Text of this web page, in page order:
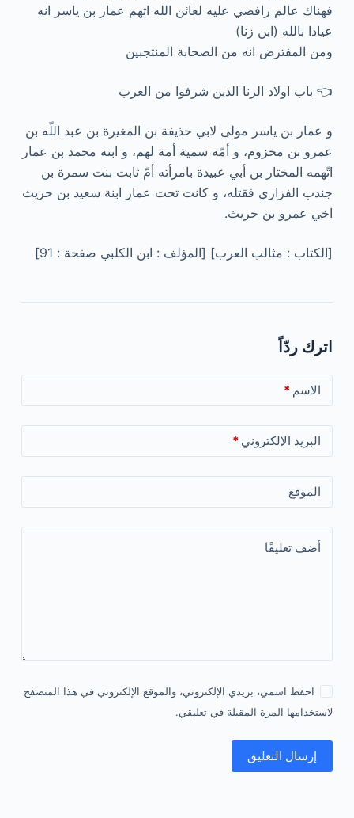
فهناك عالم رافضي عليه لعائن الله اتهم عمار بن ياسر انه
عياذا بالله (ابن زنا)
ومن المفترض انه من الصحابة المنتجبين
👈 باب اولاد الزنا الذين شرفوا من العرب‌
و عمار بن ياسر مولى لابي حذيفة بن المغيرة بن عبد اللّه بن
عمرو بن مخزوم، و أمّه سمية أمة لهم، و ابنه محمد بن عمار
اتّهمه المختار بن أبي عبيدة بامرأته أمّ ثابت بنت سمرة بن
جندب الفزاري فقتله، و كانت تحت عمار ابنة سعيد بن حريث
اخي عمرو بن حريث.
[الکتاب : مثالب العرب] [المؤلف : ابن الكلبي صفحة : 91]
اترك ردّاً
الاسم *
البريد الإلكتروني *
الموقع
أضف تعليقًا
احفظ اسمي، بريدي الإلكتروني، والموقع الإلكتروني في هذا المتصفح
لاستخدامها المرة المقبلة في تعليقي.
إرسال التعليق